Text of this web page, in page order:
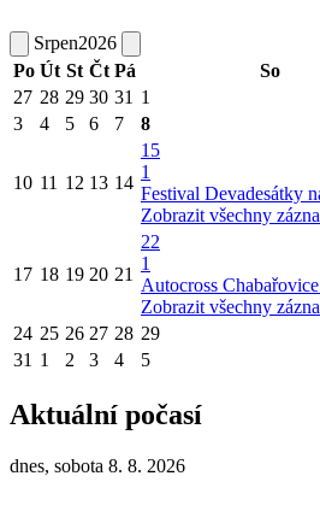
Srpen2026
Po Út St Čt Pá So
27 28 29 30 31 1
3
4 5 6 7 8
10 11 12 13 14
15
1
Festival Devadesátky
Zobrazit všechny
17 18 19 20 21
22
1
Autocross
Zobrazit všechny
24 25 26 27 28 29
31 1 2 3 4 5
Aktuální počasí
dnes, sobota 8. 8. 2026